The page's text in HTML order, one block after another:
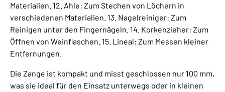
Materialien. 12. Ahle: Zum Stechen von Löchern in
verschiedenen Materialien. 13. Nagelreiniger: Zum
Reinigen unter den Fingernägeln. 14. Korkenzieher: Zum
Öffnen von Weinflaschen. 15. Lineal: Zum Messen kleiner
Entfernungen.
Die Zange ist kompakt und misst geschlossen nur 100 mm,
was sie ideal für den Einsatz unterwegs oder in kleinen